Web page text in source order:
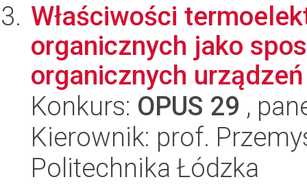
Właściwości
organicznych jako
organicznych
Konkurs: OPUS 29 ,
Kierownik: prof.
Politechnika Łódzka